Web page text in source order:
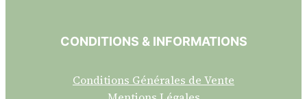
CONDITIONS & INFORMATIONS
Conditions Générales de Vente